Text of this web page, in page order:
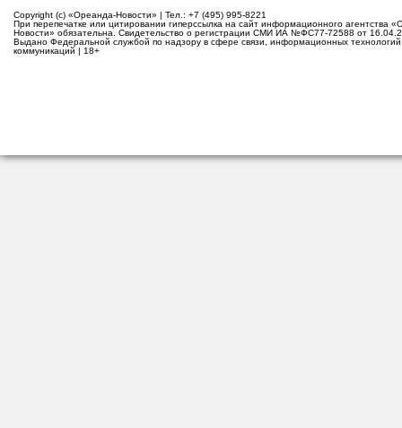
Copyright (c) «Ореанда-Новости» | Тел.: +7 (495) 995-8221
При перепечатке или цитировании гиперссылка на сайт информационного агентства
Новости» обязательна. Свидетельство о регистрации СМИ ИА №ФС77-72588 от
Выдано Федеральной службой по надзору в сфере связи, информационных
коммуникаций | 18+